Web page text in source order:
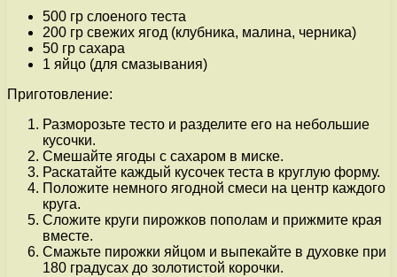
500 гр слоеного теста
200 гр свежих ягод (клубника, малина, черника)
50 гр сахара
1 яйцо (для смазывания)
Приготовление:
Разморозьте тесто и разделите его на небольшие
кусочки.
Смешайте ягоды с сахаром в миске.
Раскатайте каждый кусочек теста в круглую форму.
Положите немного ягодной смеси на центр каждого
круга.
Сложите круги пирожков пополам и прижмите края
вместе.
Смажьте пирожки яйцом и выпекайте в духовке при
180 градусах до золотистой корочки.